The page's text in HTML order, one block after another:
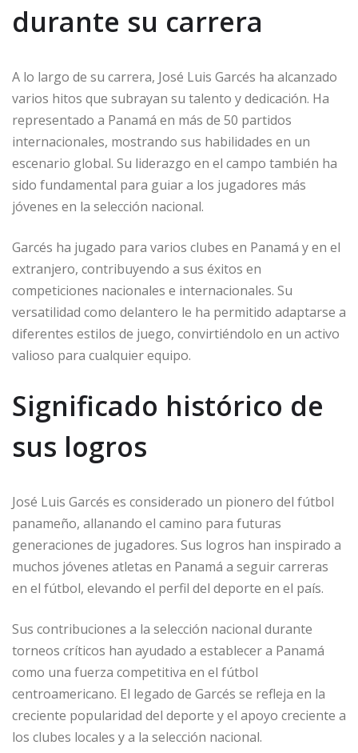
durante su carrera
A lo largo de su carrera, José Luis Garcés ha alcanzado
varios hitos que subrayan su talento y dedicación. Ha
representado a Panamá en más de 50 partidos
internacionales, mostrando sus habilidades en un
escenario global. Su liderazgo en el campo también ha
sido fundamental para guiar a los jugadores más
jóvenes en la selección nacional.
Garcés ha jugado para varios clubes en Panamá y en el
extranjero, contribuyendo a sus éxitos en
competiciones nacionales e internacionales. Su
versatilidad como delantero le ha permitido adaptarse a
diferentes estilos de juego, convirtiéndolo en un activo
valioso para cualquier equipo.
Significado histórico de
sus logros
José Luis Garcés es considerado un pionero del fútbol
panameño, allanando el camino para futuras
generaciones de jugadores. Sus logros han inspirado a
muchos jóvenes atletas en Panamá a seguir carreras
en el fútbol, elevando el perfil del deporte en el país.
Sus contribuciones a la selección nacional durante
torneos críticos han ayudado a establecer a Panamá
como una fuerza competitiva en el fútbol
centroamericano. El legado de Garcés se refleja en la
creciente popularidad del deporte y el apoyo creciente a
los clubes locales y a la selección nacional.